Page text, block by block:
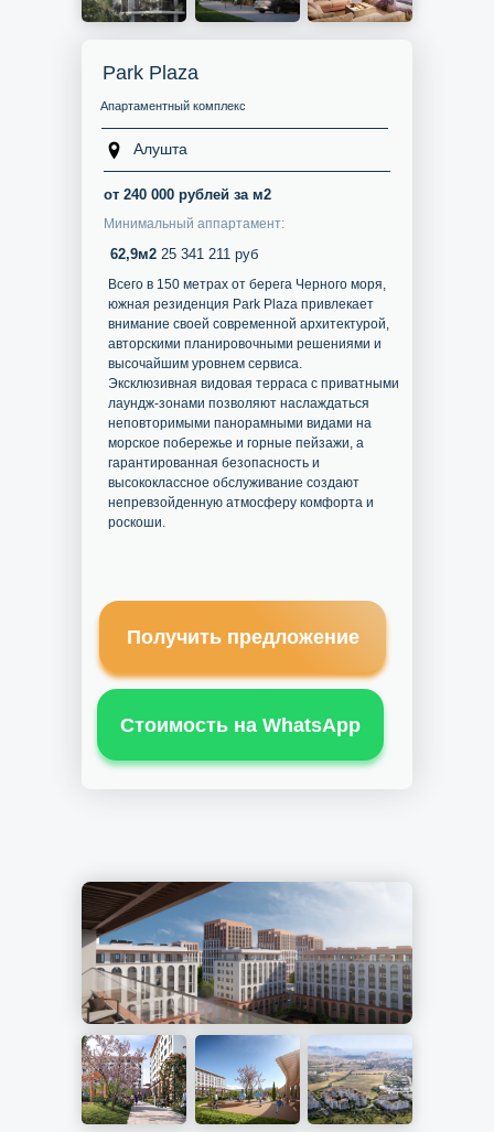
Park Plaza
от 240 000 рублей за м2
Апартаментный комплекс
Всего в 150 метрах от берега Черного моря,
южная резиденция Park Plaza привлекает
внимание своей современной архитектурой,
авторскими планировочными решениями и
высочайшим уровнем сервиса.
Эксклюзивная видовая терраса с приватными
лаундж-зонами позволяют наслаждаться
неповторимыми панорамными видами на
морское побережье и горные пейзажи, а
гарантированная безопасность и
высококлассное обслуживание создают
непревзойденную атмосферу комфорта и
роскоши.
Алушта
Получить предложение
Минимальный аппартамент:
62,9м2 25 341 211 руб
Стоимость на WhatsApp